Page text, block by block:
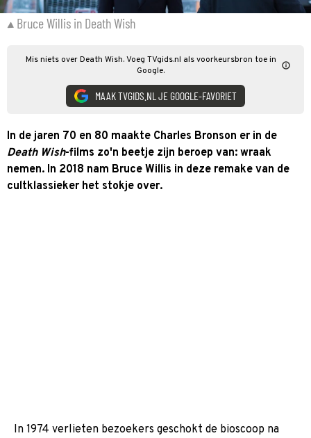
Bruce Willis in Death Wish
Mis niets over Death Wish. Voeg TVgids.nl als voorkeursbron toe in
Google.
MAAK TVGIDS.NL JE GOOGLE-FAVORIET
In de jaren 70 en 80 maakte Charles Bronson er in de
Death Wish-films zo'n beetje zijn beroep van: wraak
nemen. In 2018 nam Bruce Willis in deze remake van de
cultklassieker het stokje over.
In 1974 verlieten bezoekers geschokt de bioscoop na